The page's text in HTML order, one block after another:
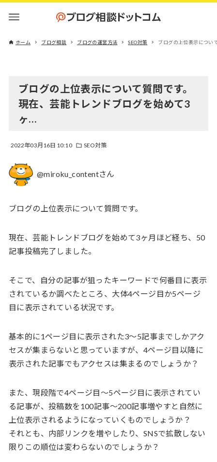
ホーム ブログ相談 ブログの運営方法 SEO対策 ブログの上位表示につい
ブログの上位表示について質問です。
現在、芸能トレンドブログを始めて3
ヶ…
2022年03月16日 10:10 SEO対策
@miroku_contentさん
ブログの上位表示について質問です。
現在、芸能トレンドブログを始めて3ヶ月ほど経ち、50
記事投稿完了しました。
そこで、自分の記事が狙ったキーワードで何番目に表示
されているか調べたところ、大体4ページ目か5ページ
目に表示されている状況です。
基本的に1ページ目に表示された3〜5記事までしかアク
セスが集まらないと思っていますが、4ページ目以降に
表示された記事でもアクセスは集まるのでしょうか？
また、現段階で4ページ目〜5ページ目に表示されてい
る記事が、投稿数を100記事〜200記事増やすと自然に
上位表示されるようになっていくものでしょうか？
それとも、内部リンクを増やしたり、SNSで拡散しない
限りこの順位は変わらないのでしょうか？